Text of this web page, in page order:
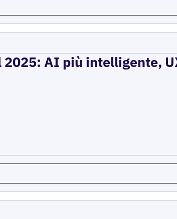
2025: AI più intelligente,